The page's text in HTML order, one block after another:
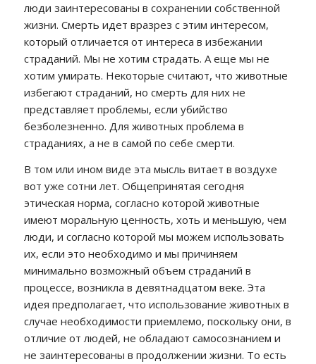
люди заинтересованы в сохранении собственной
жизни. Смерть идет вразрез с этим интересом,
который отличается от интереса в избежании
страданий. Мы не хотим страдать. А еще мы не
хотим умирать. Некоторые считают, что животные
избегают страданий, но смерть для них не
представляет проблемы, если убийство
безболезненно. Для животных проблема в
страданиях, а не в самой по себе смерти.
В том или ином виде эта мысль витает в воздухе
вот уже сотни лет. Общепринятая сегодня
этическая норма, согласно которой животные
имеют моральную ценность, хоть и меньшую, чем
люди, и согласно которой мы можем использовать
их, если это необходимо и мы причиняем
минимально возможный объем страданий в
процессе, возникла в девятнадцатом веке. Эта
идея предполагает, что использование животных в
случае необходимости приемлемо, поскольку они, в
отличие от людей, не обладают самосознанием и
не заинтересованы в продолжении жизни. То есть